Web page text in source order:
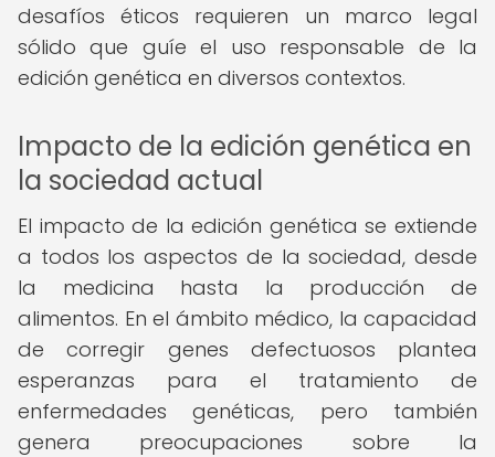
desafíos éticos requieren un marco legal
sólido que guíe el uso responsable de la
edición genética en diversos contextos.
Impacto de la edición genética en
la sociedad actual
El impacto de la edición genética se extiende
a todos los aspectos de la sociedad, desde
la medicina hasta la producción de
alimentos. En el ámbito médico, la capacidad
de corregir genes defectuosos plantea
esperanzas para el tratamiento de
enfermedades genéticas, pero también
genera preocupaciones sobre la